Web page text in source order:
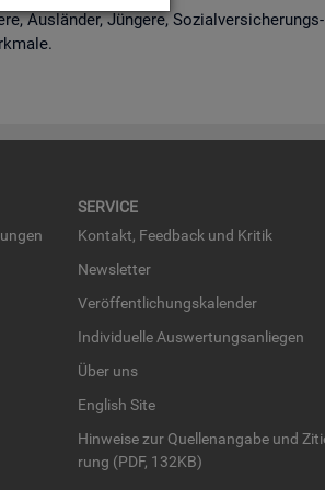
Aus­län­der, Jün­ge­re, So­zi­al­ver­si­che­rungs­
SER­VICE
Kon­takt, Feed­back und Kri­tik
News­let­ter
Ver­öf­fent­li­chungs­ka­len­der
In­di­vi­du­el­le Aus­wer­tungs­an­lie­gen
Über uns
English Site
Hin­wei­se zur Quel­len­an­ga­be und
rung (PDF, 132KB)